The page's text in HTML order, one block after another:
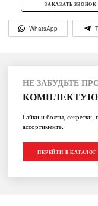
ЗАКАЗАТЬ ЗВОНОК
WhatsApp
НЕ ЗАБУДЬТЕ
Гайки и болты, секретки,
ассортименте.
ПЕРЕЙТИ В КАТАЛОГ